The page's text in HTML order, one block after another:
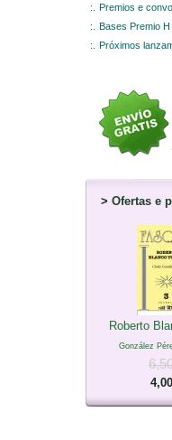
:.
Premios e
:.
Bases Premio
:.
Próximos
> Ofertas e
Roberto
González